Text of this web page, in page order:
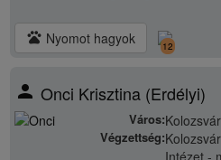
pets Nyomot hagyok 12
person Onci Krisztina (Erdélyi)
Város:Kolozsvár
Végzettség: